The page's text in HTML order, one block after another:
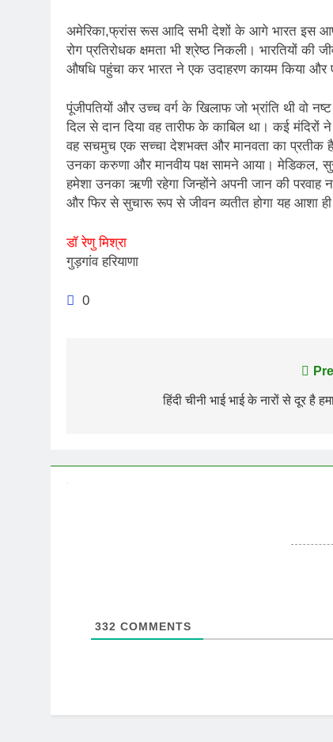
अमेरिका,फ्रांस रूस आदि सभी देशों के आगे भारत इस
रोग प्रतिरोधक क्षमता भी श्रेष्ठ निकली। भारतियों
औषधि पहुंचा कर भारत ने एक उदाहरण कायम किया और
पूंजीपतियों और उच्च वर्ग के खिलाफ जो भ्रांति थी वो
दिल से दान दिया वह तारीफ के काबिल था। कई
वह सचमुच एक सच्चा देशभक्त और मानवता का प्रतीक
उनका करुणा और मानवीय पक्ष सामने आया। मेडिकल,
हमेशा उनका ऋणी रहेगा जिन्होंने अपनी जान की
और फिर से सुचारू रूप से जीवन व्यतीत होगा यह आशा ही
डॉ रेणु मिश्रा
गुड़गांव हरियाणा
0
navigationहिंदी चीनी भाई भाई के नारों से दूर है
332 COMMENTS